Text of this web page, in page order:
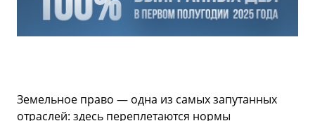
Земельное право — одна из самых запутанных
отраслей: здесь переплетаются нормы